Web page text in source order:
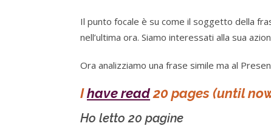
Il punto focale è su come il soggetto della
nell’ultima ora. Siamo interessati alla sua
Ora analizziamo una frase simile ma al
Ihave read20 pages (until
Ho letto 20 pagine